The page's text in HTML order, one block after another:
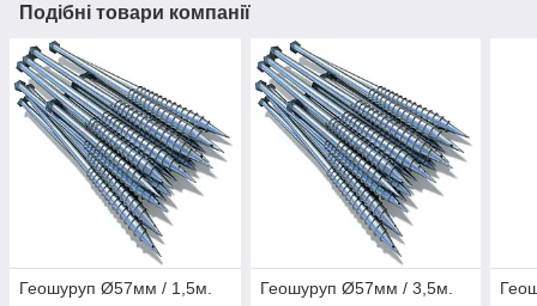
Подібні товари компанії
Геошуруп Ø57мм / 1,5м. Геошуруп Ø57мм / 3,5м.